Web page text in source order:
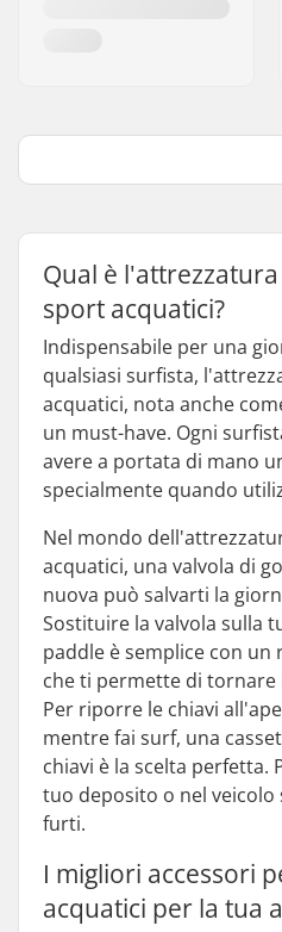
Qual è
sport acquatici?
Indispensabile per una
qualsiasi surfista,
acquatici, nota anche
un must-have. Ogni
avere a portata di mano
specialmente quando
Nel mondo
acquatici, una valvola di
nuova può salvarti la
Sostituire la valvola sulla
paddle è semplice con un
che ti permette di
Per riporre le chiavi
mentre fai surf, una
chiavi è la scelta perfetta.
tuo deposito o nel
furti.
I migliori accessori
acquatici per la tua